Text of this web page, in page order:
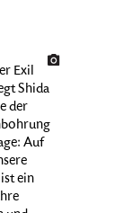
Exil
Shida
der
Auf
ein